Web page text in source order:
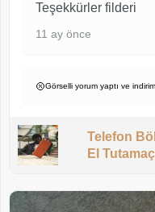
Teşekkürler filderi
11 ay önce
Görselli yorum yaptı ve
Telefon
El